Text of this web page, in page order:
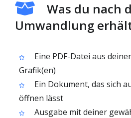
Was du nach
Umwandlung
Eine PDF-Datei aus
Grafik(en)
Ein Dokument, das sich
öffnen lässt
Ausgabe mit deiner